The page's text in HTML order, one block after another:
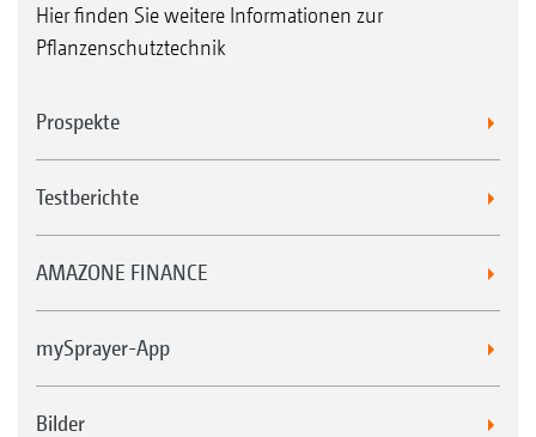
Hier finden Sie weitere Informationen zur
Pflanzenschutztechnik
Prospekte
Testberichte
AMAZONE FINANCE
mySprayer-App
Bilder